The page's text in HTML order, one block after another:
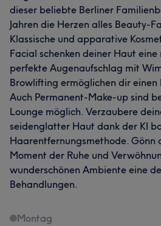
Detailverliebt 5
dieser beliebte Berliner
Jahren die Herzen alles Beauty-
Klassische und apparative
Facial schenken deiner Haut
perfekte Augenaufschlag mit
Browlifting ermöglichen dir
Auch Permanent-Make-up sind
Lounge möglich. Verzaubere
seidenglatter Haut dank der KI
Haarentfernungsmethode. Gönn
Moment der Ruhe und
wunderschönen Ambiente eine
Behandlungen.
Montag